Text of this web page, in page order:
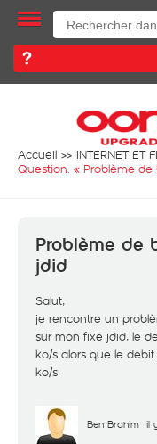
Accueil
INTERNET ET
Question: « Problème
Problème de
jdid
Salut,
je rencontre un
sur mon fixe jdid, le
ko/s alors que le
ko/s.
Ben Brahim il